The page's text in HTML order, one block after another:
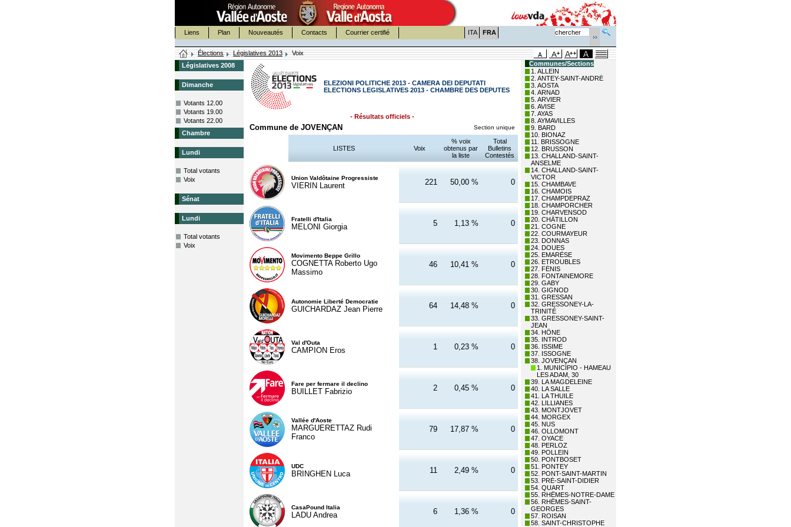
Liens Plan Nouveautés Contacts Courrier certifié ITA FRA
Élections Législatives 2013
Voix
Législatives 2008
Dimanche
Votants 12.00
Votants 19.00
Votants 22.00
Chambre
Lundi
Total votants
Voix
Sénat
Lundi
Total votants
Voix
ELEZIONI POLITICHE 2013 - CAMERA DEI DEPUTATI
ELECTIONS LEGISLATIVES 2013 - CHAMBRE DES DEPUTES
- Résultats officiels -
Commune de JOVENÇAN Section unique
LISTES Voix
% voix
obtenus par
la liste
Total
Bulletins
Contestés
Union Valdôtaine Progressiste
VIERIN Laurent 221 50,00 % 0
Fratelli d'Italia
MELONI Giorgia 5 1,13 % 0
Movimento Beppe Grillo
COGNETTA Roberto Ugo
Massimo
46 10,41 % 0
Autonomie Liberté Democratie
GUICHARDAZ Jean Pierre 64 14,48 % 0
Val d'Outa
CAMPION Eros 1 0,23 % 0
Fare per fermare il declino
BUILLET Fabrizio 2 0,45 % 0
Vallée d'Aoste
MARGUERETTAZ Rudi
Franco
79 17,87 % 0
UDC
BRINGHEN Luca 11 2,49 % 0
CasaPound Italia
LADU Andrea 6 1,36 % 0
Communes/Sections
1. ALLEIN
2. ANTEY-SAINT-ANDRÉ
3. AOSTA
4. ARNAD
5. ARVIER
6. AVISE
7. AYAS
8. AYMAVILLES
9. BARD
10. BIONAZ
11. BRISSOGNE
12. BRUSSON
13. CHALLAND-SAINT-
ANSELME
14. CHALLAND-SAINT-
VICTOR
15. CHAMBAVE
16. CHAMOIS
17. CHAMPDEPRAZ
18. CHAMPORCHER
19. CHARVENSOD
20. CHÂTILLON
21. COGNE
22. COURMAYEUR
23. DONNAS
24. DOUES
25. EMARÈSE
26. ETROUBLES
27. FÉNIS
28. FONTAINEMORE
29. GABY
30. GIGNOD
31. GRESSAN
32. GRESSONEY-LA-
TRINITÉ
33. GRESSONEY-SAINT-
JEAN
34. HÔNE
35. INTROD
36. ISSIME
37. ISSOGNE
38. JOVENÇAN
1. MUNICIPIO - HAMEAU
LES ADAM, 30
39. LA MAGDELEINE
40. LA SALLE
41. LA THUILE
42. LILLIANES
43. MONTJOVET
44. MORGEX
45. NUS
46. OLLOMONT
47. OYACE
48. PERLOZ
49. POLLEIN
50. PONTBOSET
51. PONTEY
52. PONT-SAINT-MARTIN
53. PRÉ-SAINT-DIDIER
54. QUART
55. RHÊMES-NOTRE-DAME
56. RHÊMES-SAINT-
GEORGES
57. ROISAN
58. SAINT-CHRISTOPHE